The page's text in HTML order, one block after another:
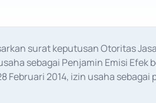
surat keputusan Otoritas
sebagai Penjamin Emisi
Februari 2014, izin usaha sebagai